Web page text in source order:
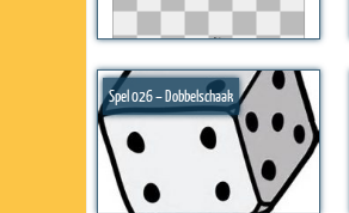
Spel 026 – Dobbelschaak